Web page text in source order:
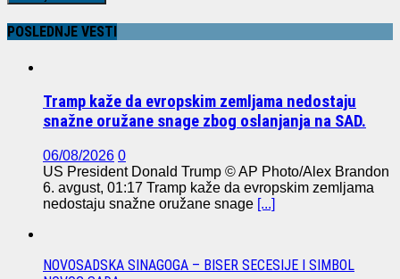
POSLEDNJE VESTI
Tramp kaže da evropskim zemljama nedostaju
snažne oružane snage zbog oslanjanja na SAD.
06/08/2026 0
US President Donald Trump © AP Photo/Alex Brandon
6. avgust, 01:17 Tramp kaže da evropskim zemljama
nedostaju snažne oružane snage [...]
NOVOSADSKA SINAGOGA – BISER SECESIJE I SIMBOL